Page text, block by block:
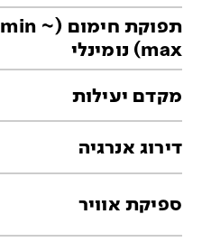
תפוקת חימום (min ~
max) נומינלי
מקדם יעילות
דירוג אנרגיה
ספיקת אוויר